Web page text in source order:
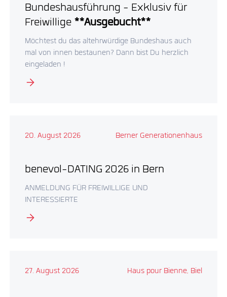
Bundeshausführung - Exklusiv für
Freiwillige**Ausgebucht**
Möchtest du das altehrwürdige Bundeshaus auch
mal von innen bestaunen? Dann bist Du herzlich
eingeladen !
20. August 2026 Berner Generationenhaus
benevol-DATING 2026 in Bern
ANMELDUNG FÜR FREIWILLIGE UND
INTERESSIERTE
27. August 2026 Haus pour Bienne, Biel